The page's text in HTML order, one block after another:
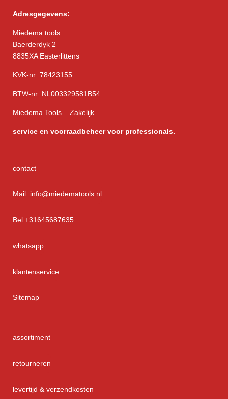
Adresgegevens:
Miedema tools
Baerderdyk 2
8835XA Easterlittens
KVK-nr: 78423155
BTW-nr: NL003329581B54
Miedema Tools – Zakelijk
service en voorraadbeheer voor professionals.
contact
Mail: info@miedematools.nl
Bel +31645687635
whatsapp
klantenservice
Sitemap
assortiment
retourneren
levertijd & verzendkosten